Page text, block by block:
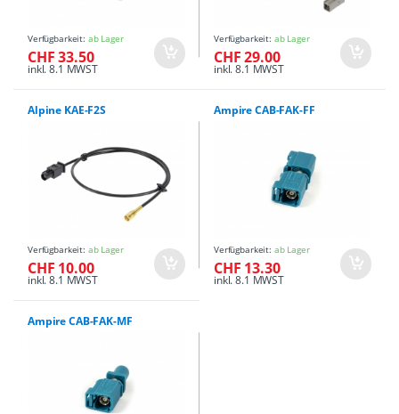
Verfügbarkeit: ab Lager
CHF 33.50
inkl. 8.1 MWST
Verfügbarkeit: ab Lager
CHF 29.00
inkl. 8.1 MWST
Alpine KAE-F2S
Verfügbarkeit: ab Lager
CHF 10.00
inkl. 8.1 MWST
Ampire CAB-FAK-FF
Verfügbarkeit: ab Lager
CHF 13.30
inkl. 8.1 MWST
Ampire CAB-FAK-MF